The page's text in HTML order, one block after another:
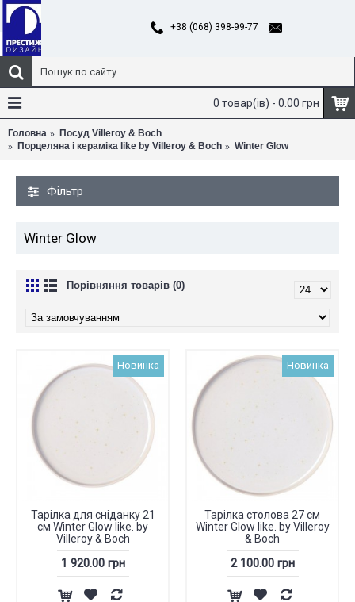
+38 (068) 398-99-77
0 товар(ів) - 0.00 грн
Головна
Посуд Villeroy & Boch
Порцеляна і кераміка like by Villeroy & Boch
Winter Glow
Фільтр
Winter Glow
Порівняння товарів (0)
Новинка
Тарілка для сніданку 21
см Winter Glow like. by
Villeroy & Boch
1 920.00 грн
Новинка
Тарілка столова 27 см
Winter Glow like. by Villeroy
& Boch
2 100.00 грн